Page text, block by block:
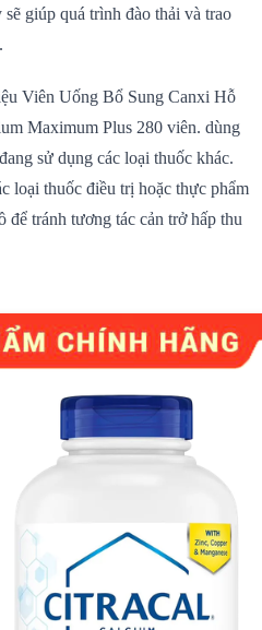
giúp quá trình đào thải và trao
Viên Uống Bổ Sung Canxi Hỗ
Maximum Plus 280 viên. dùng
sử dụng các loại thuốc khác.
loại thuốc điều trị hoặc thực phẩm
để tránh tương tác cản trở hấp thu